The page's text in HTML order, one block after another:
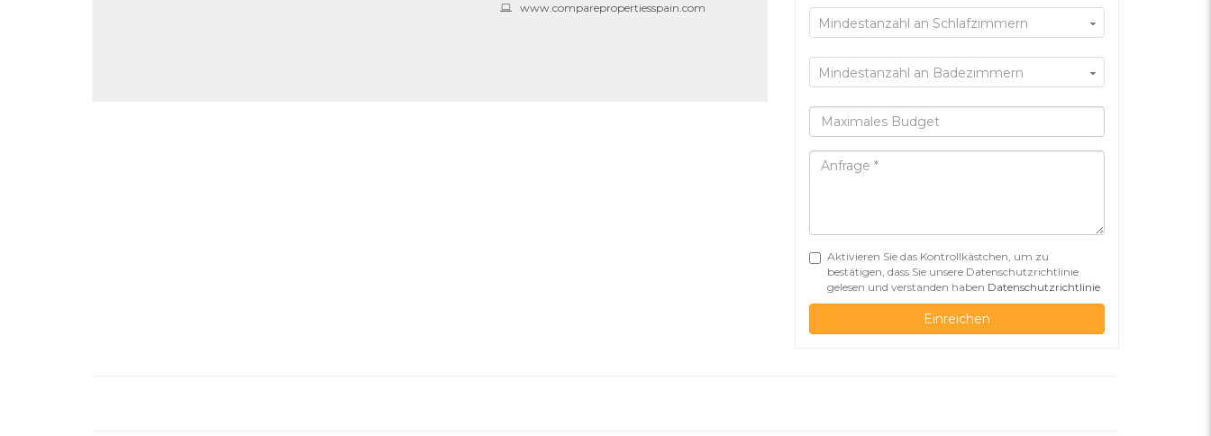
www.comparepropertiesspain.com
Mindestanzahl an Schlafzimmern
Mindestanzahl an Badezimmern
Aktivieren Sie das Kontrollkästchen, um zu
bestätigen, dass Sie unsere Datenschutzrichtlinie
gelesen und verstanden haben Datenschutzrichtlinie
Einreichen